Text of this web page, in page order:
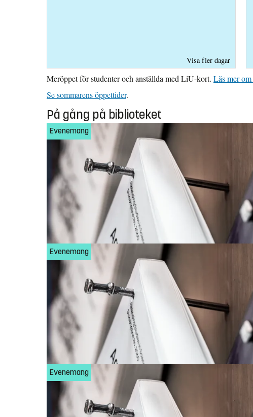
Visa fler dagar
Meröppet för studenter och anställda med LiU-kort. Läs mer
Se sommarens öppettider.
På gång på biblioteket
Evenemang
Evenemang
Evenemang